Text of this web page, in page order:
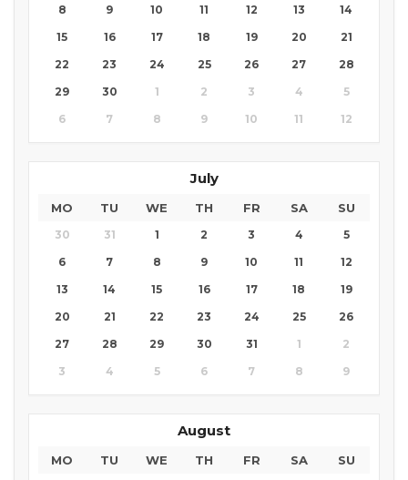
8
9 10 11 12 13
14
15
16 17 18 19 20
21
22
23 24 25 26 27
28
29
30 1 2 3 4
5
6
7 8 9 10 11 12
July
MO TU WE TH FR SA SU
30 31 1 2 3 4
5
6
7 8 9 10 11
12
13
14 15 16 17 18
19
20
21 22 23 24 25
26
27
28 29 30 31 1
2
3
4 5 6 7 8 9
August
MO TU WE TH FR SA SU